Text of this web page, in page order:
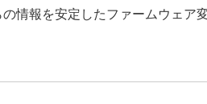
情報を安定したファームウェア